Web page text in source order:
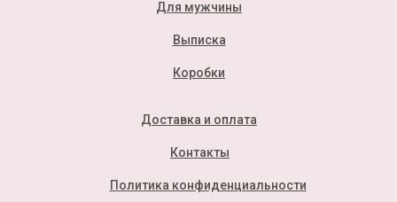
Для мужчины
Выписка
Коробки
Политика конфиденциальности
Доставка и оплата
Контакты